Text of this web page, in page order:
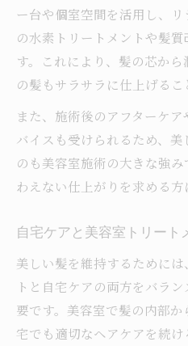
ー台や個室空間を活用し、
の水素トリートメントや髪
す。これにより、髪の芯か
の髪もサラサラに仕上げるこ
また、施術後のアフターケ
バイスも受けられるため、
のも美容室施術の大きな強
わえない仕上がりを求める方
自宅ケアと美容室トリート
美しい髪を維持するために
トと自宅ケアの両方をバラ
要です。美容室で髪の内部
宅でも適切なヘアケアを続